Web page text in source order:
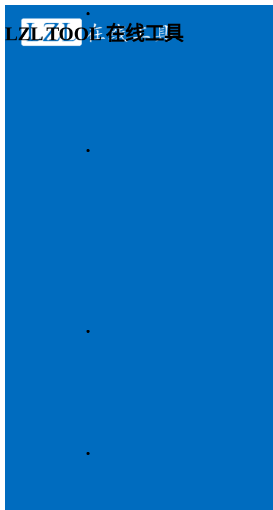
LZL TOOL 在线工具